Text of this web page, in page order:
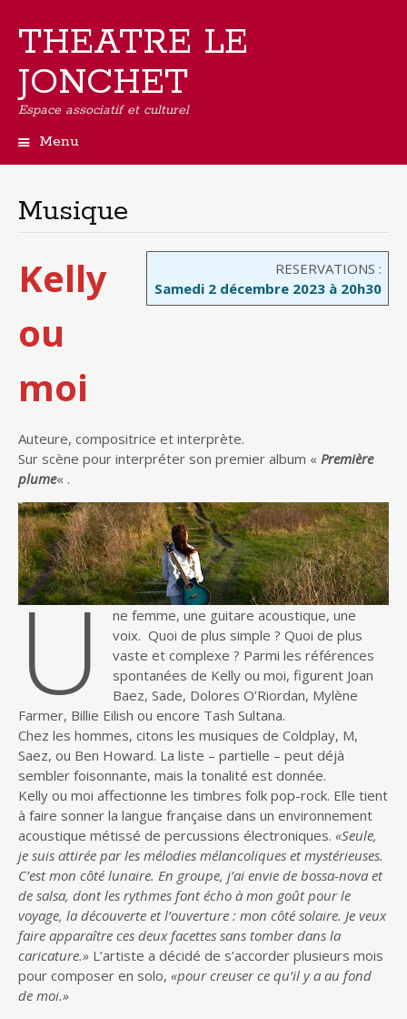
THEATRE LE
JONCHET
Espace associatif et culturel
Menu
principal
Musique
RESERVATIONS :
Samedi 2 décembre 2023 à 20h30
Kelly
ou
moi
Auteure, compositrice et interprète.
Sur scène pour interpréter son premier album « Première
plume« .
U
ne femme, une guitare acoustique, une
voix. Quoi de plus simple ? Quoi de plus
vaste et complexe ? Parmi les références
spontanées de Kelly ou moi, figurent Joan
Baez, Sade, Dolores O’Riordan, Mylène
Farmer, Billie Eilish ou encore Tash Sultana.
Chez les hommes, citons les musiques de Coldplay, M,
Saez, ou Ben Howard. La liste – partielle – peut déjà
sembler foisonnante, mais la tonalité est donnée.
Kelly ou moi affectionne les timbres folk pop-rock. Elle tient
à faire sonner la langue française dans un environnement
acoustique métissé de percussions électroniques. «Seule,
je suis attirée par les mélodies mélancoliques et mystérieuses.
C’est mon côté lunaire. En groupe, j’ai envie de bossa-nova et
de salsa, dont les rythmes font écho à mon goût pour le
voyage, la découverte et l’ouverture : mon côté solaire. Je veux
faire apparaître ces deux facettes sans tomber dans la
caricature.» L’artiste a décidé de s’accorder plusieurs mois
pour composer en solo, «pour creuser ce qu’il y a au fond
de moi.»